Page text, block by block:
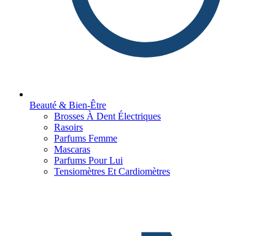
Beauté & Bien-Être
Brosses À Dent Électriques
Rasoirs
Parfums Femme
Mascaras
Parfums Pour Lui
Tensiomètres Et Cardiomètres